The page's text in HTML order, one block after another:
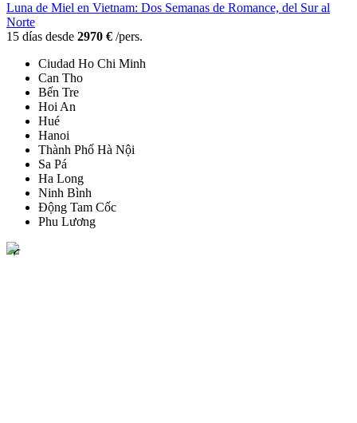
Luna de Miel en Vietnam: Dos Semanas de Romance, del Sur al
Norte
15 días desde 2970 € /pers.
Ciudad Ho Chi Minh
Can Tho
Bến Tre
Hoi An
Hué
Hanoi
Thành Phố Hà Nội
Sa Pá
Ha Long
Ninh Bình
Động Tam Cốc
Phu Lương